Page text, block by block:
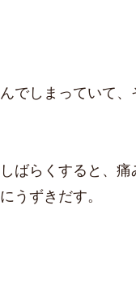
でしまっていて
ばらくすると、痛
うずきだす。